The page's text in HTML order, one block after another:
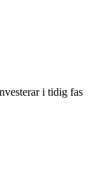
i tidig fas